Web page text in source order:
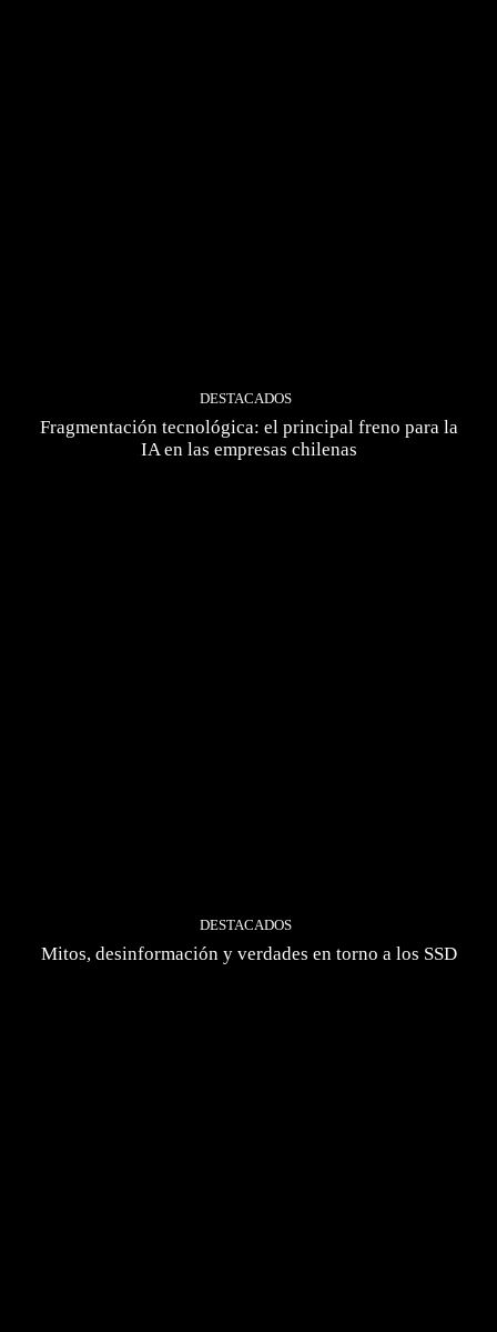
DESTACADOS
Fragmentación tecnológica: el principal freno para la
IA en las empresas chilenas
DESTACADOS
Mitos, desinformación y verdades en torno a los SSD